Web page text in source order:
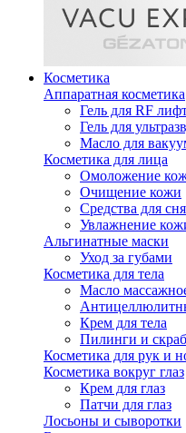
Косметика
Аппаратная косметика
Гель для RF
Гель для
Масло для
Косметика для лица
Омоложение
Очищение кожи
Средства для
Увлажнение
Альгинатные маски
Уход за губами
Косметика для тела
Масло
Крем для тела
Пилинги и
Косметика для рук и
Косметика вокруг глаз
Крем для глаз
Патчи для глаз
Лосьоны и сыворотки